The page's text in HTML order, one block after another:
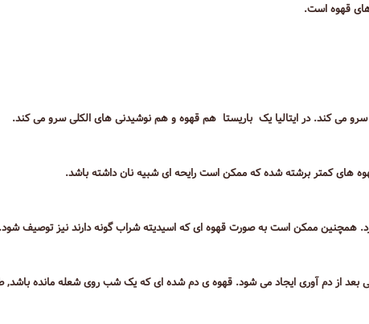
می کند. در ایتالیا یک باریستا هم قهوه و هم نوشیدنی های الکلی سرو می کند.
های کمتر برشته شده که ممکن است رایحه ای شبیه نان داشته باشد.
همچنین ممکن است به صورت قهوه ای که اسیدیته شراب گونه دارند نیز توصیف شود.
از دم آوری ایجاد می شود. قهوه ی دم شده ای که یک شب روی شعله مانده باشد,